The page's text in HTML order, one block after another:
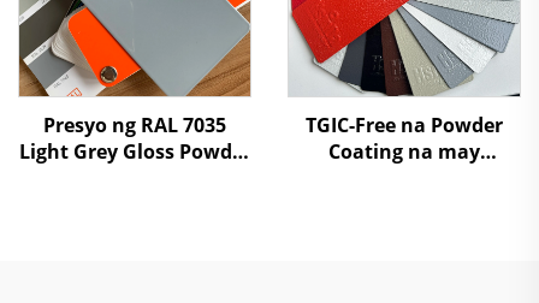
Presyo ng RAL 7035
Light Grey Gloss Powder
TGIC-Free na Powder
Coating na may